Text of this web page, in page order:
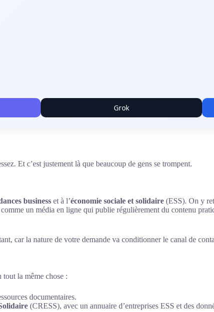
Grok
Et c’est justement là que beaucoup de gens se trompent.
business et à l’économie sociale et solidaire (ESS). On y
un média en ligne qui publie régulièrement du contenu
car la nature de votre demande va conditionner le canal de
tout la même chose :
documentaires.
(CRESS), avec un annuaire d’entreprises ESS et des